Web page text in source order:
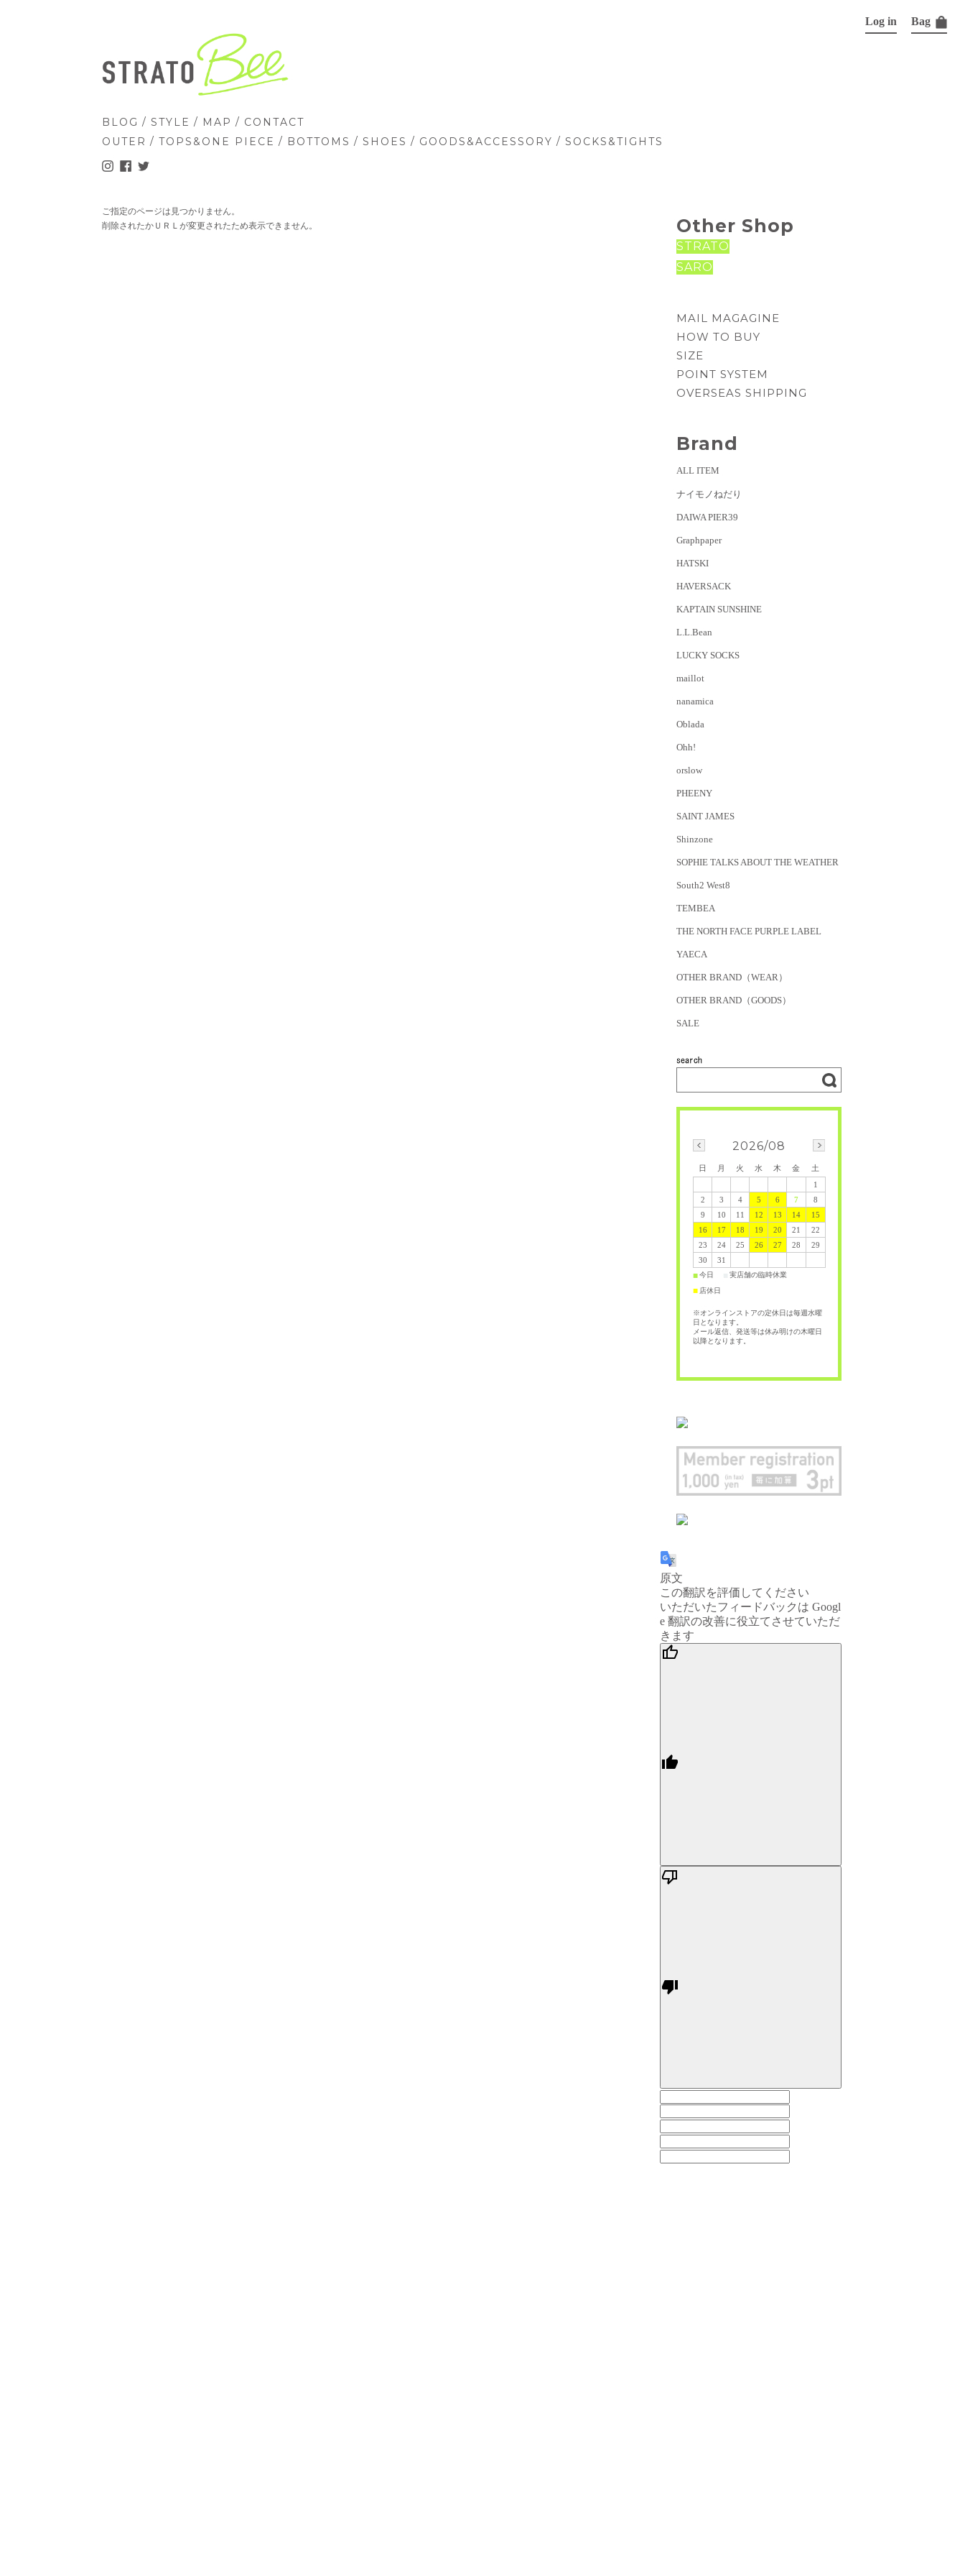
BLOG / STYLE / MAP / CONTACT
OUTER / TOPS&ONE PIECE / BOTTOMS / SHOES / GOODS&ACCESSORY / SOCKS&TIGHTS
Log in Bag
ご指定のページは見つかりません。
削除されたかＵＲＬが変更されたため表示できません。
Other Shop
STRATO
SARO
MAIL MAGAGINE
HOW TO BUY
SIZE
POINT SYSTEM
OVERSEAS SHIPPING
Brand
ALL ITEM
ナイモノねだり
DAIWA PIER39
Graphpaper
HATSKI
HAVERSACK
KAPTAIN SUNSHINE
L.L.Bean
LUCKY SOCKS
maillot
nanamica
Oblada
Ohh!
orslow
PHEENY
SAINT JAMES
Shinzone
SOPHIE TALKS ABOUT THE WEATHER
South2 West8
TEMBEA
THE NORTH FACE PURPLE LABEL
YAECA
OTHER BRAND（WEAR）
OTHER BRAND（GOODS）
SALE
2026/08
日 月 火 水 木 金
土
1
2
3 4 5 6 7
8
9
10 11 12 13 14
15
16
17 18 19 20 21
22
23
24 25 26 27 28
29
30
31
■今日 実店舗の臨時休業
■ 店休日
※オンラインストアの定休日は毎週水曜
日となります。
メール返信、発送等は休み明けの木曜日
以降となります。
原文
この翻訳を評価してください
いただいたフィードバックは Googl
e 翻訳の改善に役立てさせていただ
きます